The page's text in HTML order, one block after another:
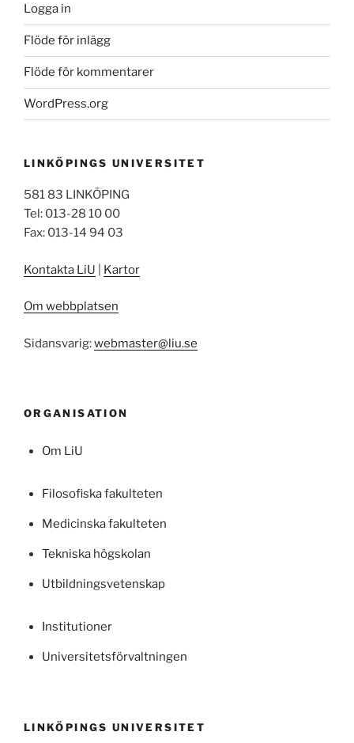
Logga in
Flöde för inlägg
Flöde för kommentarer
WordPress.org
LINKÖPINGS UNIVERSITET
581 83 LINKÖPING
Tel: 013-28 10 00
Fax: 013-14 94 03
Kontakta LiU Kartor
Om webbplatsen
Sidansvarig:webmaster@liu.se
ORGANISATION
Om LiU
Filosofiska fakulteten
Medicinska fakulteten
Tekniska högskolan
Utbildningsvetenskap
Institutioner
Universitetsförvaltningen
LINKÖPINGS UNIVERSITET